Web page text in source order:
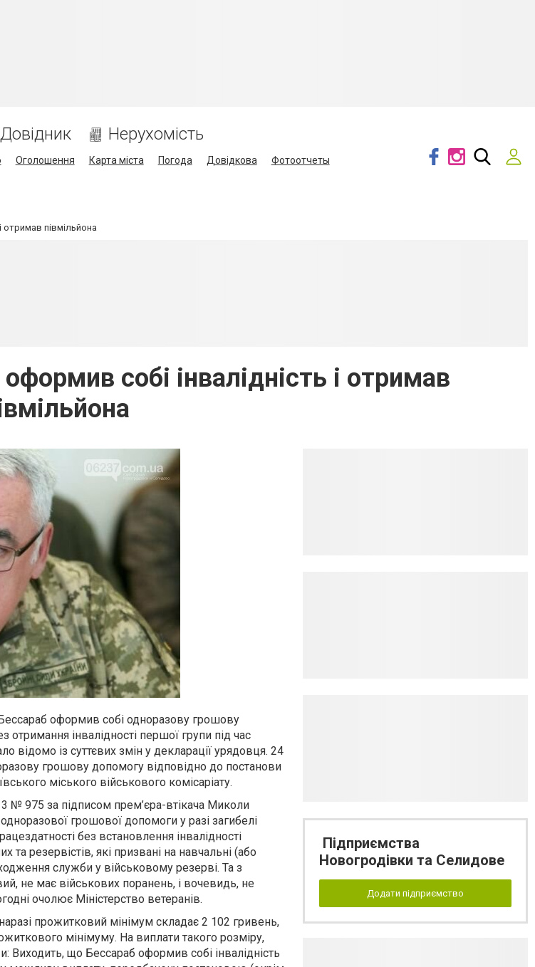
Довідник Нерухомість
Оголошення Карта міста Погода Довідкова
Фотоотчеты
отримав півмільйона
собі інвалідність і отримав
Бессараб оформив собі одноразову грошову
отримання інвалідності першої групи під час
відомо із суттєвих змін у декларації урядовця. 24
грошову допомогу відповідно до постанови
міського військового комісаріату.
№ 975 за підписом прем’єра-втікача Миколи
грошової допомоги у разі загибелі
без встановлення інвалідності
та резервістів, які призвані на навчальні (або
служби у військовому резерві. Та з
не має військових поранень, і вочевидь, не
очолює Міністерство ветеранів.
прожитковий мінімум складає 2 102 гривень,
мінімуму. На виплати такого розміру,
Виходить, що Бессараб оформив собі інвалідність
Підприємства
Новогродівки та Селидове
Додати підприємство